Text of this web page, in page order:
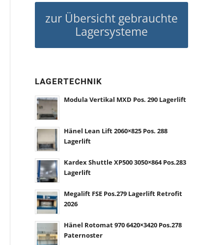
zur Übersicht gebrauchte
Lagersysteme
LAGERTECHNIK
Modula Vertikal MXD Pos. 290 Lagerlift
Hänel Lean Lift 2060×825 Pos. 288
Lagerlift
Kardex Shuttle XP500 3050×864 Pos.283
Lagerlift
Megalift FSE Pos.279 Lagerlift Retrofit
2026
Hänel Rotomat 970 6420×3420 Pos.278
Paternoster